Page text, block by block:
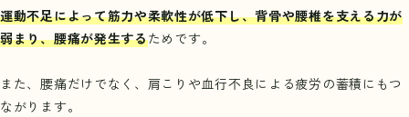
運動不足によって筋力や柔軟性が低下し、背骨や腰椎を支える力が
弱まり、腰痛が発生するためです。
また、腰痛だけでなく、肩こりや血行不良による疲労の蓄積にもつ
ながります。